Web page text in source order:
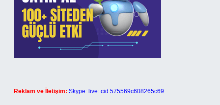
Reklam ve İletişim: Skype: live:.cid.575569c608265c69